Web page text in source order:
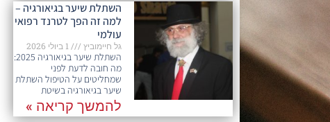
השתלת שיער בגיאורגיה –
למה זה הפך לטרנד רפואי
עולמי
גל חיימוביץ
השתלת שיער בגיאורגיה 2025:
מה חובה לדעת לפני
שמחליטים על הטיפול השתלת
שיער בגיאורגיה בשיטת
להמשך קריאה »